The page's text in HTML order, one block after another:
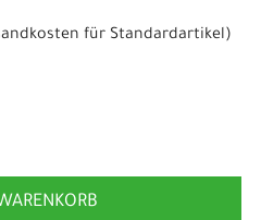
für Standardartikel)